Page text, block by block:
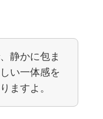
静かに包ま
い一体感を
ますよ。